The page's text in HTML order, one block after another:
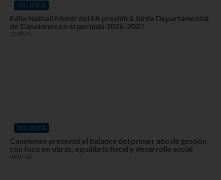
POLÍTICA
Edila Nathali Muniz del FA presidirá Junta Departamental
de Canelones en el período 2026-2027
13/07/26
POLÍTICA
Canelones presentó el balance del primer año de gestión
con foco en obras, equilibrio fiscal y desarrollo social
08/07/26